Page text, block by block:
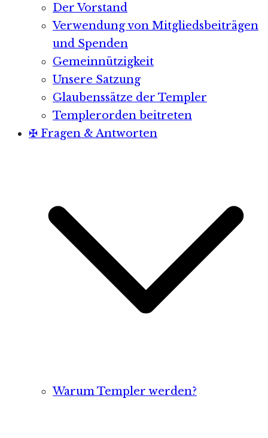
Der Vorstand
Verwendung von Mitgliedsbeiträgen
und Spenden
Gemeinnützigkeit
Unsere Satzung
Glaubenssätze der Templer
Templerorden beitreten
✠ Fragen & Antworten
Warum Templer werden?